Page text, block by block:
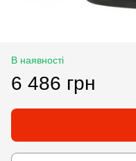
В наявності
6 486 грн